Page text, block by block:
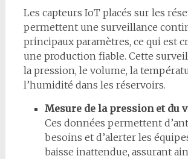
Les capteurs IoT placés sur les
permettent une surveillance
principaux paramètres, ce qui est
une production fiable. Cette
la pression, le volume, la
l’humidité dans les réservoirs.
Mesure de la pression et du
Ces données permettent
besoins et d’alerter les
baisse inattendue, assurant